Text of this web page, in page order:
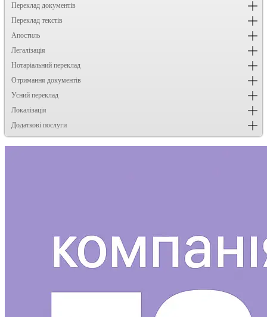
Переклад документів
Переклад текстів
Апостиль
Легалізація
Нотаріальний переклад
Отримання документів
Усний переклад
Локалізація
Додаткові послуги